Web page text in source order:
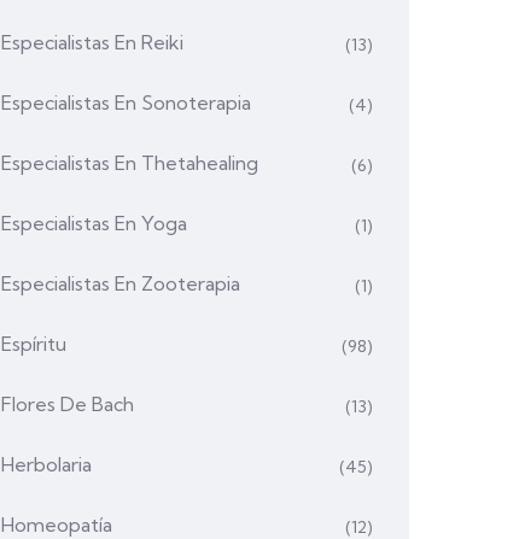
Especialistas En Reiki (13)
Especialistas En Sonoterapia (4)
Especialistas En Thetahealing (6)
Especialistas En Yoga (1)
Especialistas En Zooterapia (1)
Espíritu (98)
Flores De Bach (13)
Herbolaria (45)
Homeopatía (12)